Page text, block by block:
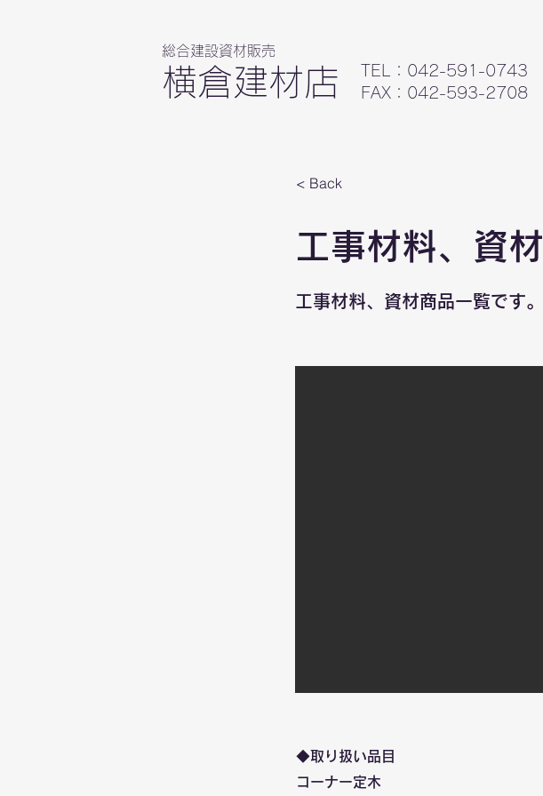
総合建設資材販売
横倉建材店
TEL：042-591-0743
FAX：042-593-2708
< Back
工事材料、資材
工事材料、資材商品一覧です。
◆取り扱い品目
コーナー定木